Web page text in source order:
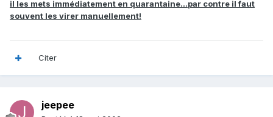
il les mets immédiatement en quarantaine...par contre il faut
souvent les virer manuellement!
Citer
jeepee